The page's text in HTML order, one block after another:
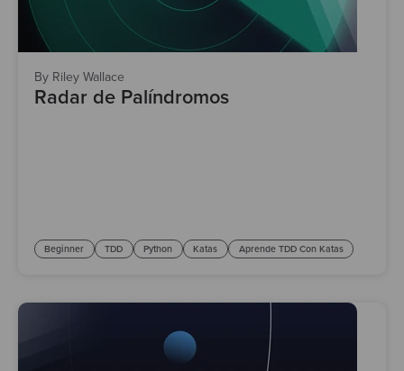
By Riley Wallace
Radar de Palíndromos
Beginner TDD Python Katas Aprende TDD Con Katas